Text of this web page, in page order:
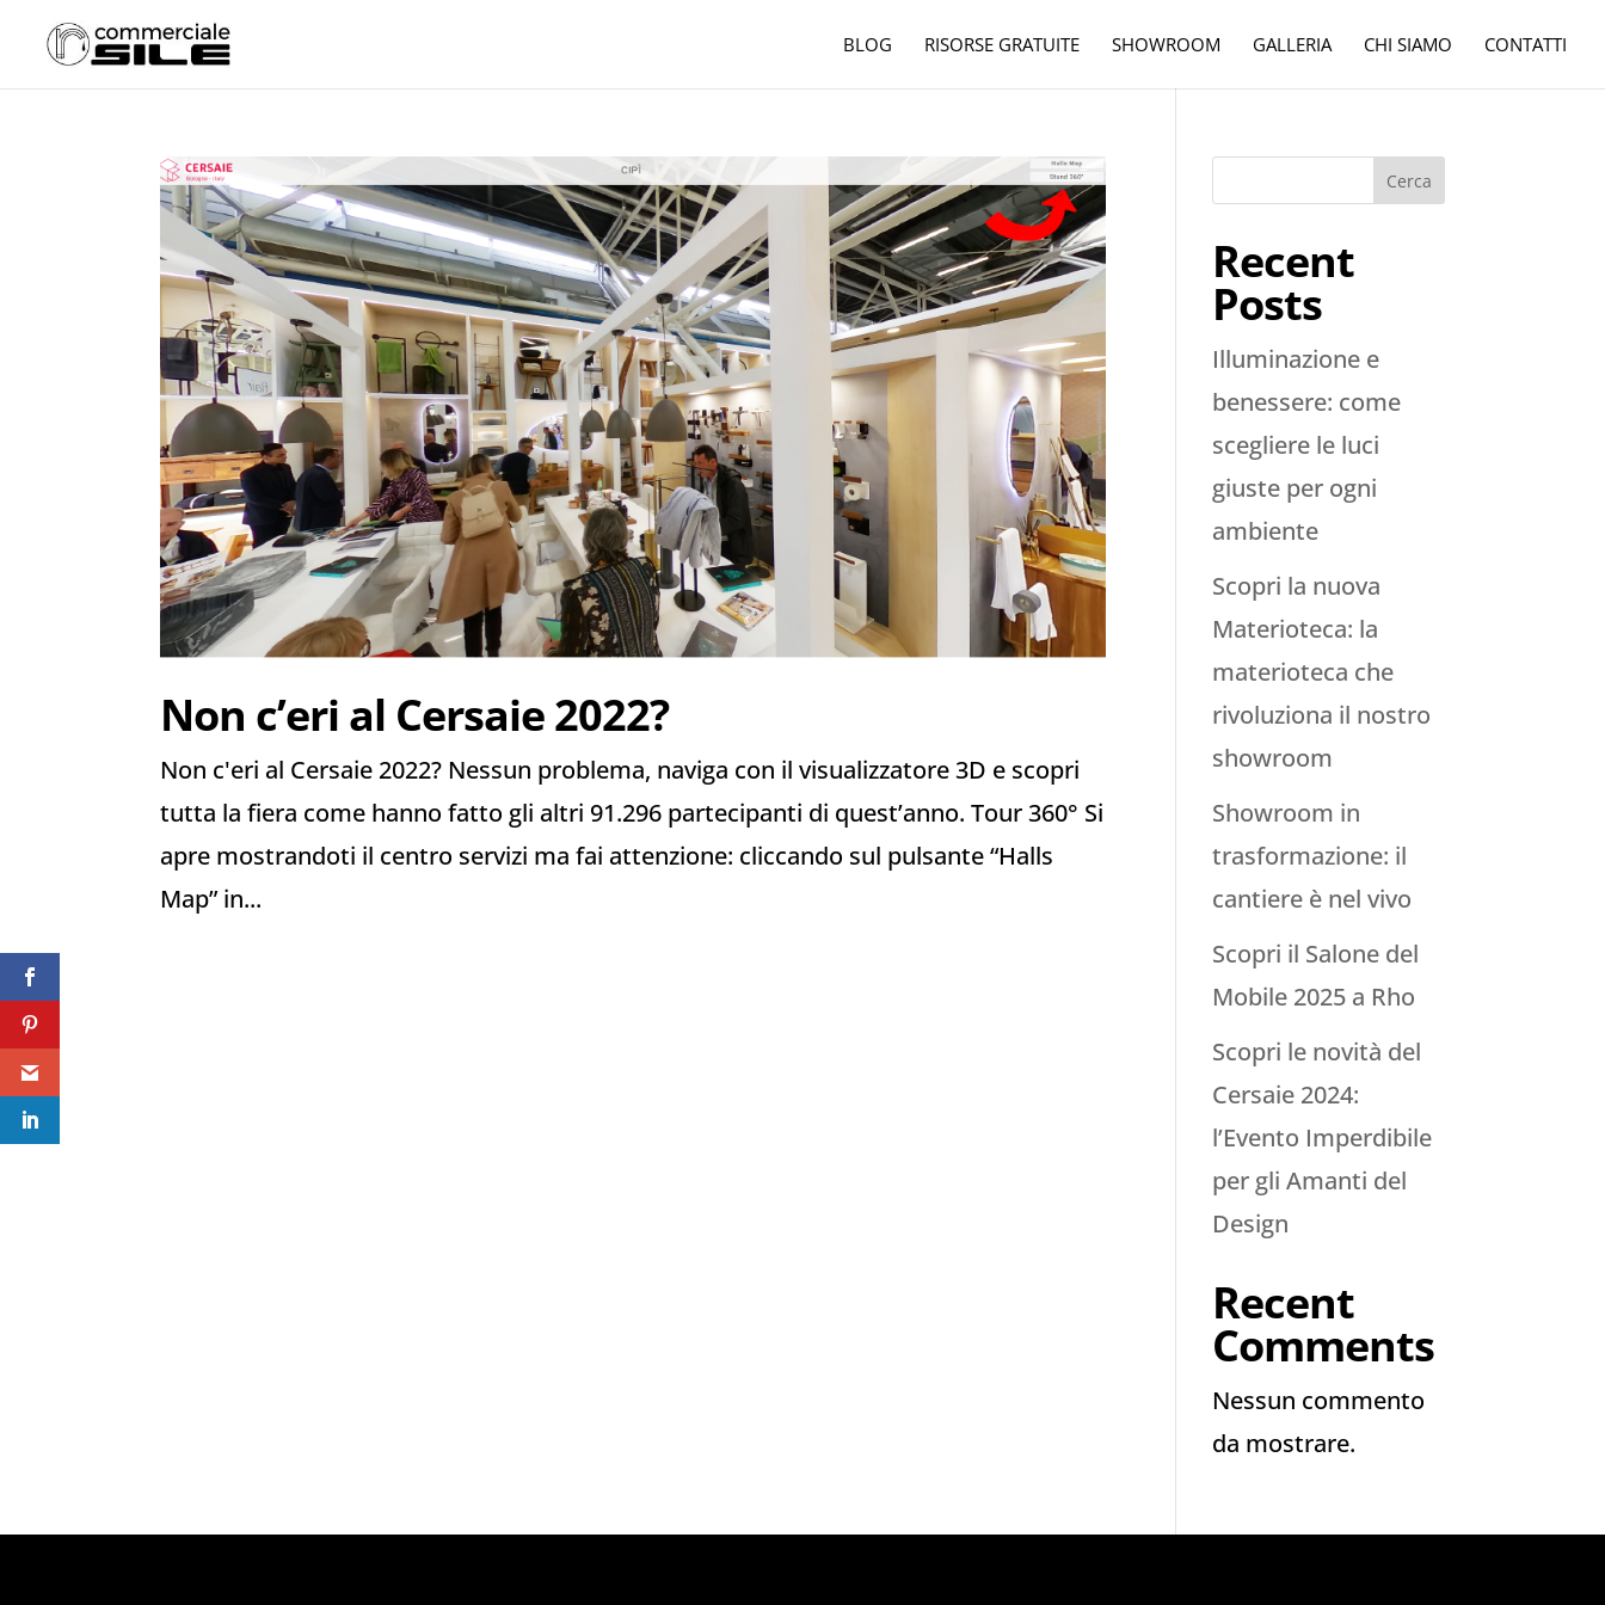
BLOG RISORSE GRATUITE SHOWROOM GALLERIA CHI SIAMO CONTATTI
Non c’eri al Cersaie 2022?
Non c'eri al Cersaie 2022? Nessun problema, naviga con il visualizzatore 3D e scopri
tutta la fiera come hanno fatto gli altri 91.296 partecipanti di quest’anno. Tour 360° Si
apre mostrandoti il centro servizi ma fai attenzione: cliccando sul pulsante “Halls
Map” in...
Cerca
Recent
Posts
Illuminazione e
benessere: come
scegliere le luci
giuste per ogni
ambiente
Scopri la nuova
Materioteca: la
materioteca che
rivoluziona il nostro
showroom
Showroom in
trasformazione: il
cantiere è nel vivo
Scopri il Salone del
Mobile 2025 a Rho
Scopri le novità del
Cersaie 2024:
l’Evento Imperdibile
per gli Amanti del
Design
Recent
Comments
Nessun commento
da mostrare.